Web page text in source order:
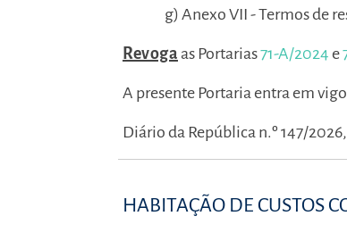
g) Anexo VII - Termos de
Revoga as Portarias71-A/2024 e
A presente Portaria entra em
Diário da República n.º 147/
HABITAÇÃO DE CUSTOS